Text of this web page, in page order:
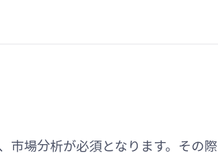
市場分析が必須となります。その際